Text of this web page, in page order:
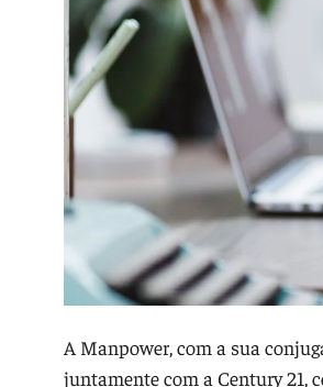
A Manpower, com a sua
juntamente com a Century 21,